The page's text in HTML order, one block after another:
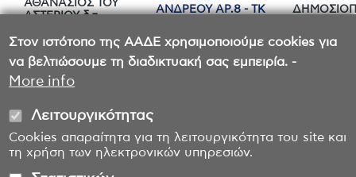
Στον ιστότοπο της ΑΑΔΕ χρησιμοποιούμε cookies για
να βελτιώσουμε τη διαδικτυακή σας εμπειρία. -
More info
Λειτουργικότητας
Cookies απαραίτητα για τη λειτουργικότητα του site και
τη χρήση των ηλεκτρονικών υπηρεσιών.
ΑΘΑΝΑΣΙΟΣ ΤΟΥ
ΑΣΤΕΡΙΟΥ δ.τ.
ΑΝΔΡΕΟΥ ΑΡ.8 - ΤΚ
ΣΕΡΡΩΝ